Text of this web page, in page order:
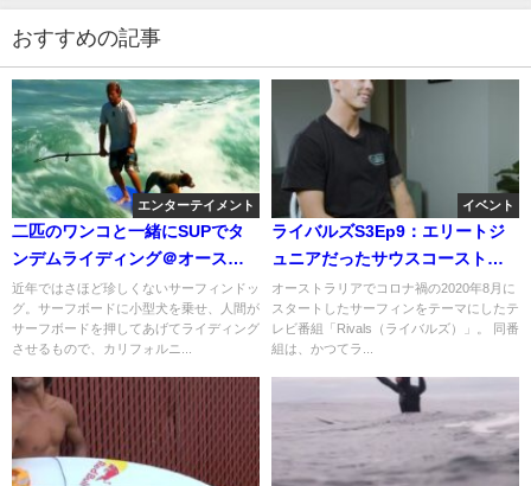
おすすめの記事
エンターテイメント
二匹のワンコと一緒にSUPでタ
ンデムライディング＠オースト
ラリア
近年ではさほど珍しくないサーフィンドッ
グ。サーフボードに小型犬を乗せ、人間が
サーフボードを押してあげてライディング
させるもので、カリフォルニ...
イベント
ライバルズS3Ep9：エリートジ
ュニアだったサウスコーストの
カラニ・ボール
オーストラリアでコロナ禍の2020年8月に
スタートしたサーフィンをテーマにしたテ
レビ番組「Rivals（ライバルズ）」。 同番
組は、かつてラ...